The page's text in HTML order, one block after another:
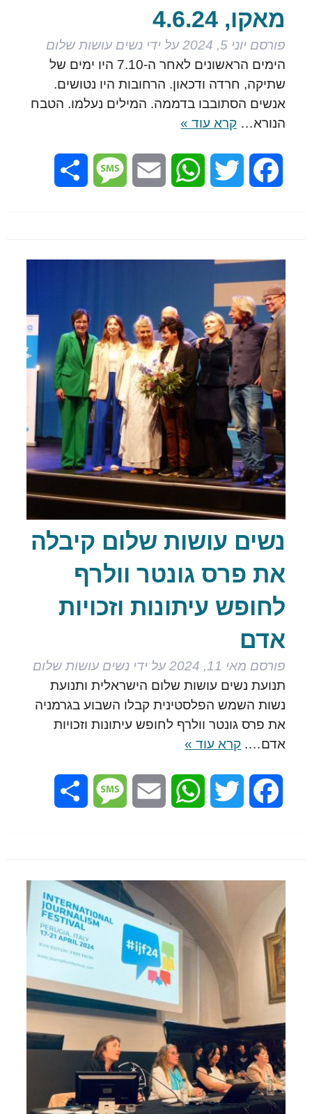
מאקו, 4.6.24
פורסם יוני 5, 2024 על ידי נשים עושות שלום
הימים הראשונים לאחר ה-7.10 היו ימים של
שתיקה, חרדה ודכאון. הרחובות היו נטושים.
אנשים הסתובבו בדממה. המילים נעלמו. הטבח
הנורא… קרא עוד »
Facebook
Twitter
WhatsApp
Email
Message
נשים עושות שלום קיבלה
את פרס גונטר וולרף
לחופש עיתונות וזכויות
אדם
פורסם מאי 11, 2024 על ידי נשים עושות שלום
תנועת נשים עושות שלום הישראלית ותנועת
נשות השמש הפלסטינית קבלו השבוע בגרמניה
את פרס גונטר וולרף לחופש עיתונות וזכויות
אדם…. קרא עוד »
Facebook
Twitter
WhatsApp
Email
Message